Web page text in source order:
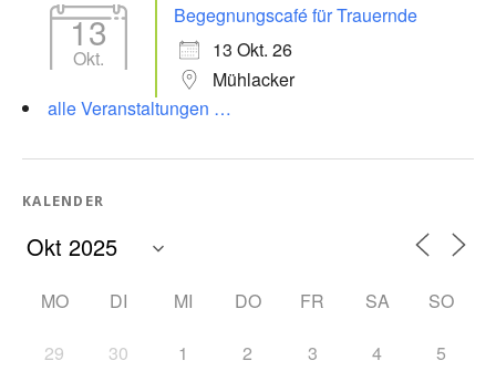
13
Okt.
Begegnungscafé für Trauernde
13 Okt. 26
Mühlacker
alle Veranstaltungen …
KALENDER
MO DI MI DO FR SA SO
29 30 1 2 3 4 5